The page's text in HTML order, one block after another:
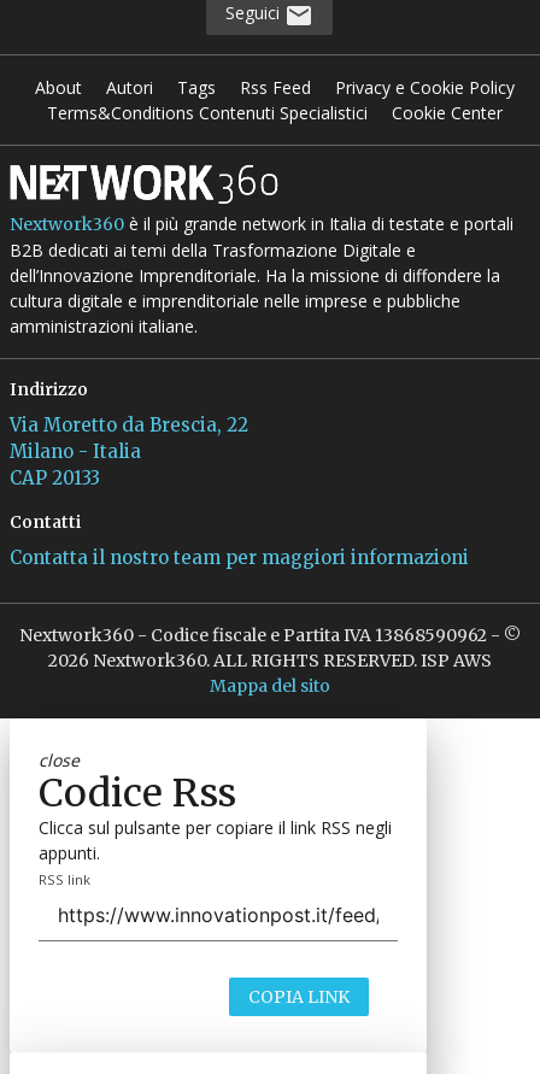
Seguici
About Autori Tags Rss Feed
Privacy e Cookie Policy
Terms&Conditions Contenuti Specialistici
Cookie Center
Nextwork360è il più grande network in Italia di testate e portali
B2B dedicati ai temi della Trasformazione Digitale e
dell’Innovazione Imprenditoriale. Ha la missione di diffondere la
cultura digitale e imprenditoriale nelle imprese e pubbliche
amministrazioni italiane.
Indirizzo
Via Moretto da Brescia, 22
Milano - Italia
CAP 20133
Contatti
Contatta il nostro team per maggiori informazioni
Nextwork360 - Codice fiscale e Partita IVA 13868590962 - ©
2026 Nextwork360. ALL RIGHTS RESERVED. ISP AWS
Mappa del sito
close
Codice Rss
Clicca sul pulsante per copiare il link RSS negli
appunti.
RSS link
COPIA LINK